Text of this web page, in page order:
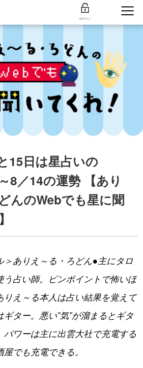
ログイン
15日は星占いの
8／14の運勢 【あり
んのWebでも星に聞
＞ありえ～る・ろどん●主にタロ
う占い師。ピンポイントで怖いほ
りえ～る本人は占い結果を覚えて
ギター。悪い”気”が溜まるとギタ
パワーは主に出雲大社で充電する
でも充電できる。